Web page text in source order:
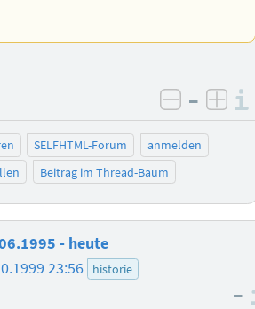
negativ
–
SELFHTML-Forum
anmelden
Beitrag im Thread-Baum
- heute
23:56 historie
–